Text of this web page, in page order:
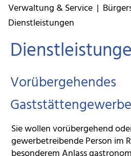
Verwaltung & Service|
Dienstleistungen
Vorübergehendes
Sie wollen vorübergehend
gewerbetreibende Person im